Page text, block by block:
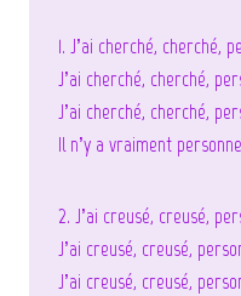
1. J’ai cherché, cherché,
J’ai cherché, cherché,
J’ai cherché, cherché,
Il n’y a vraiment
2. J’ai creusé, creusé,
J’ai creusé, creusé,
J’ai creusé, creusé,